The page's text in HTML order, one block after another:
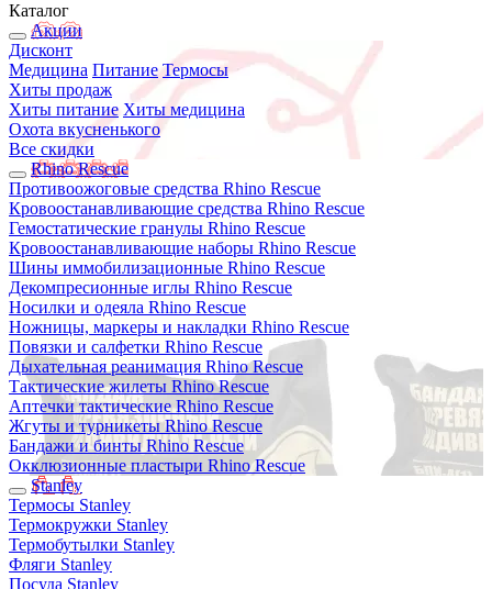
Каталог
Акции
Дисконт
Медицина Питание Термосы
Хиты продаж
Хиты питание Хиты медицина
Охота вкусненького
Все скидки
Rhino Rescue
Противоожоговые средства Rhino Rescue
Кровоостанавливающие средства Rhino Rescue
Гемостатические гранулы Rhino Rescue
Кровоостанавливающие наборы Rhino Rescue
Шины иммобилизационные Rhino Rescue
Декомпресионные иглы Rhino Rescue
Носилки и одеяла Rhino Rescue
Ножницы, маркеры и накладки Rhino Rescue
Повязки и салфетки Rhino Rescue
Дыхательная реанимация Rhino Rescue
Тактические жилеты Rhino Rescue
Аптечки тактические Rhino Rescue
Жгуты и турникеты Rhino Rescue
Бандажи и бинты Rhino Rescue
Окклюзионные пластыри Rhino Rescue
Stanley
Термосы Stanley
Термокружки Stanley
Термобутылки Stanley
Фляги Stanley
Посуда Stanley